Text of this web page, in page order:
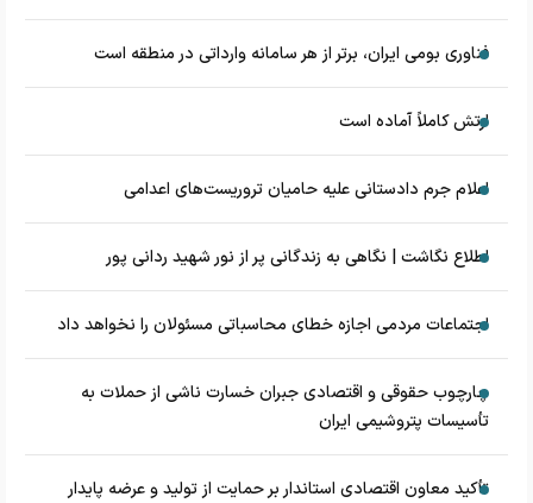
فناوری بومی ایران، برتر از هر سامانه وارداتی در منطقه است
ارتش کاملاً آماده است
اعلام جرم دادستانی علیه حامیان تروریست‌های اعدامی
اطلاع نگاشت | نگاهی به زندگانی پر از نور شهید ردانی پور
اجتماعات مردمی اجازه خطای محاسباتی مسئولان را نخواهد داد
چارچوب حقوقی و اقتصادی جبران خسارت ناشی از حملات به
تأسیسات پتروشیمی ایران
تأکید معاون اقتصادی استاندار بر حمایت از تولید و عرضه پایدار